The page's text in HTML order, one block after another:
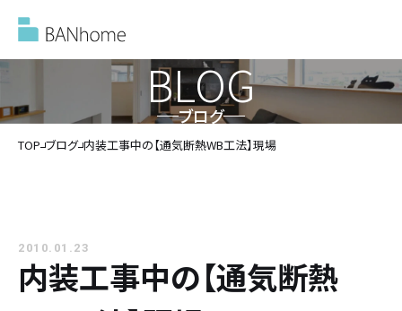
イベント情報
BLOG
ブログ
TOP ブログ 内装工事中の【通気断熱WB工法】現場
2010.01.23
内装工事中の【通気断熱